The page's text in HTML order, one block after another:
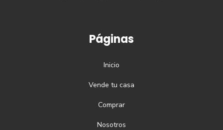
Páginas
Inicio
Vende tu casa
Comprar
Nosotros